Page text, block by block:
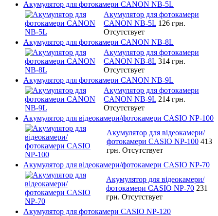
Акумулятор для фотокамери CANON NB-5L
Акумулятор для фотокамери
CANON NB-5L 126 грн.
Отсутствует
Акумулятор для фотокамери CANON NB-8L
Акумулятор для фотокамери
CANON NB-8L 314 грн.
Отсутствует
Акумулятор для фотокамери CANON NB-9L
Акумулятор для фотокамери
CANON NB-9L 214 грн.
Отсутствует
Акумулятор для відеокамери/фотокамери CASIO NP-100
Акумулятор для відеокамери/
фотокамери CASIO NP-100 413
грн. Отсутствует
Акумулятор для відеокамери/фотокамери CASIO NP-70
Акумулятор для відеокамери/
фотокамери CASIO NP-70 231
грн. Отсутствует
Акумулятор для фотокамери CASIO NP-120